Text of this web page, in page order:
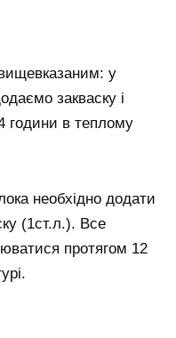
вищевказаним: у
закваску і
години в теплому
необхідно додати
(1ст.л.). Все
протягом 12